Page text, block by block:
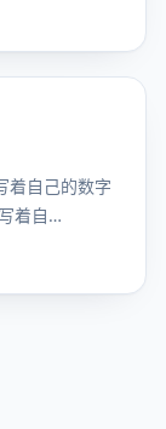
着自己的数字
着自…